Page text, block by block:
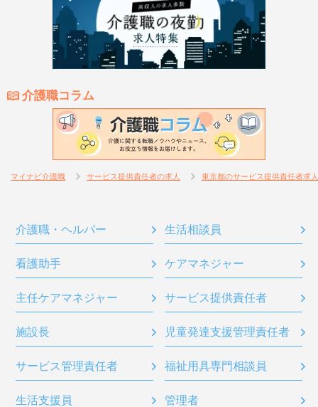
介護職コラム
マイナビ介護職 サービス提供責任者の求人 東京都のサービス提供責任者求人
介護職・ヘルパー 生活相談員
看護助手 ケアマネジャー
主任ケアマネジャー サービス提供責任者
施設長 児童発達支援管理責任者
サービス管理責任者 福祉用具専門相談員
生活支援員 管理者